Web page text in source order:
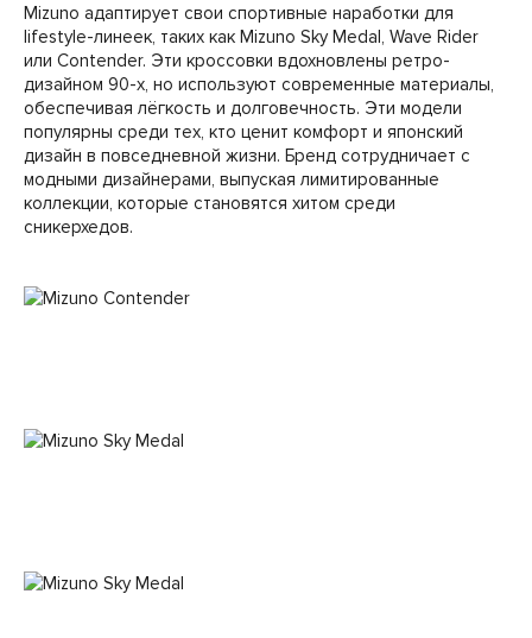
Mizuno адаптирует свои спортивные наработки для
lifestyle-линеек, таких как Mizuno Sky Medal, Wave Rider
или Contender. Эти кроссовки вдохновлены ретро-
дизайном 90-х, но используют современные материалы,
обеспечивая лёгкость и долговечность. Эти модели
популярны среди тех, кто ценит комфорт и японский
дизайн в повседневной жизни. Бренд сотрудничает с
модными дизайнерами, выпуская лимитированные
коллекции, которые становятся хитом среди
сникерхедов.